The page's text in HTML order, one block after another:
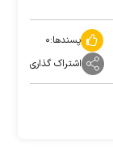
پسندها:۰
اشتراک گذاری